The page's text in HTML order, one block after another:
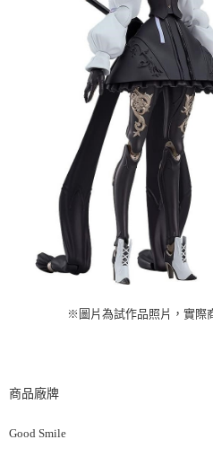
※圖片為試作品照片，實際
商品廠牌
Good Smile